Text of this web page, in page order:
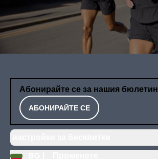
Абонирайте се за нашия бюлетин
АБОНИРАЙТЕ СЕ